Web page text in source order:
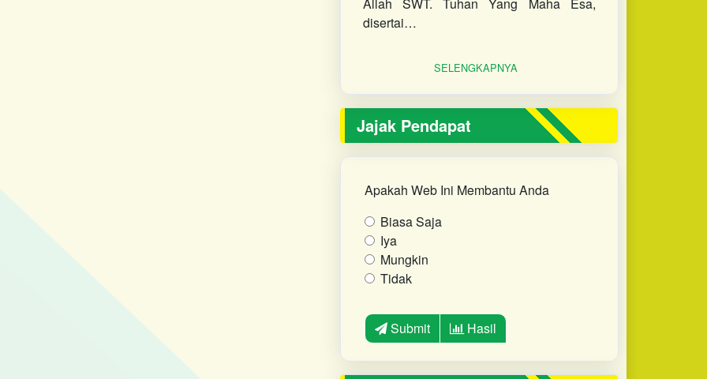
disertai…
SELENGKAPNYA
Jajak Pendapat
Apakah Web Ini Membantu Anda
Biasa Saja
Iya
Mungkin
Tidak
Submit Hasil